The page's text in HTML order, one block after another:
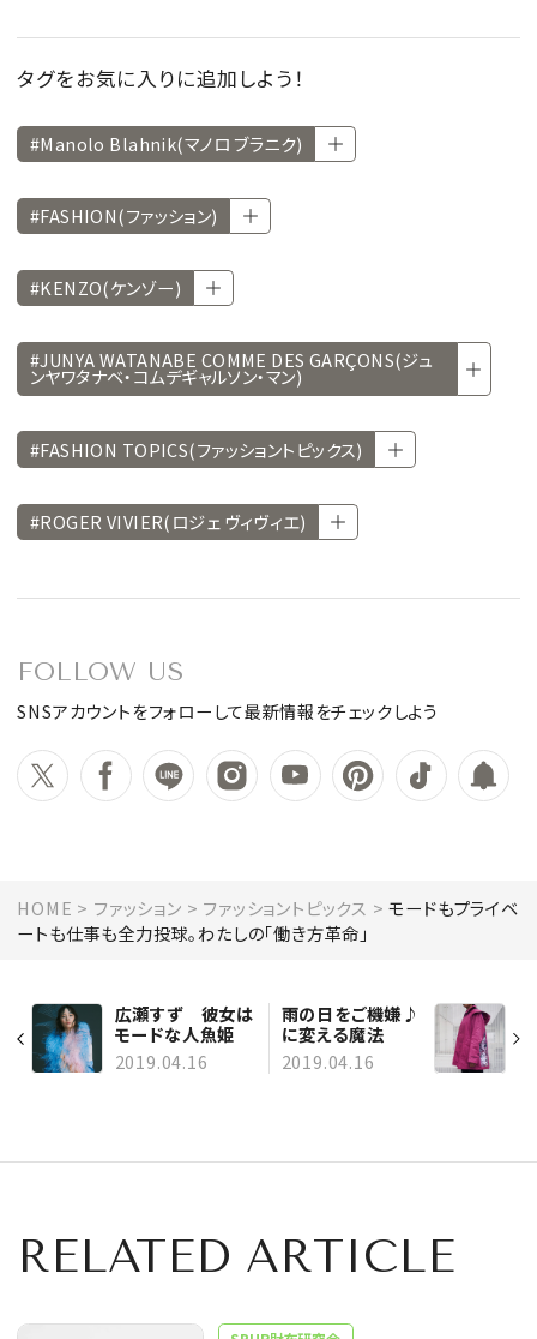
タグをお気に入りに追加しよう！
#Manolo Blahnik(マノロ ブラニク)
#FASHION(ファッション)
#KENZO(ケンゾー)
#JUNYA WATANABE COMME DES GARÇONS(ジュ
ンヤワタナベ・コムデギャルソン・マン)
#FASHION TOPICS(ファッショントピックス)
#ROGER VIVIER(ロジェ ヴィヴィエ)
FOLLOW US
SNSアカウントをフォローして最新情報をチェックしよう
HOME ファッション ファッショントピックス
モードもプライベ
ートも仕事も全力投球。わたしの「働き方革命」
広瀬すず 彼女は
モードな人魚姫
2019.04.16
雨の日をご機嫌♪
に変える魔法
2019.04.16
RELATED ARTICLE